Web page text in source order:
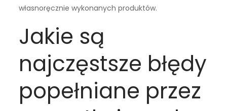
własnoręcznie wykonanych produktów.
Jakie są
najczęstsze błędy
popełniane przez